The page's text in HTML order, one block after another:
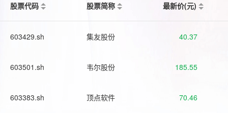
股票代码
股票简称 最新价(元)
603429.sh 集友股份 40.37
603501.sh 韦尔股份 185.55
603383.sh 顶点软件 70.46